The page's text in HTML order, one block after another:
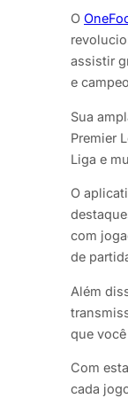
O
assistir
e
Sua
Premier
Liga e
O
com
de
Além
que
Com
cada